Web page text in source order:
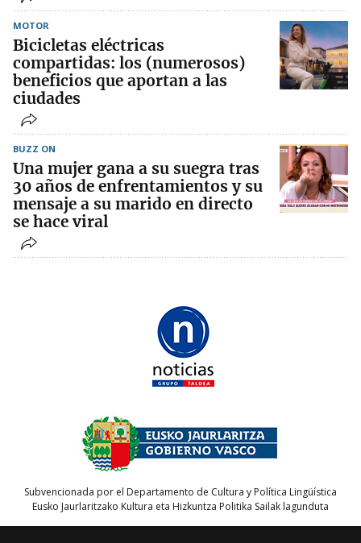
MOTOR
Bicicletas eléctricas
compartidas: los (numerosos)
beneficios que aportan a las
ciudades
BUZZ ON
Una mujer gana a su suegra tras
30 años de enfrentamientos y su
mensaje a su marido en directo
se hace viral
Subvencionada por el Departamento de Cultura y Política Lingüística
Eusko Jaurlaritzako Kultura eta Hizkuntza Politika Sailak lagunduta